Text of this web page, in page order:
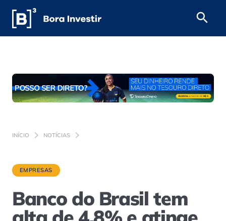
INÍCIO NOTÍCIAS
EMPRESAS
Banco do Brasil tem